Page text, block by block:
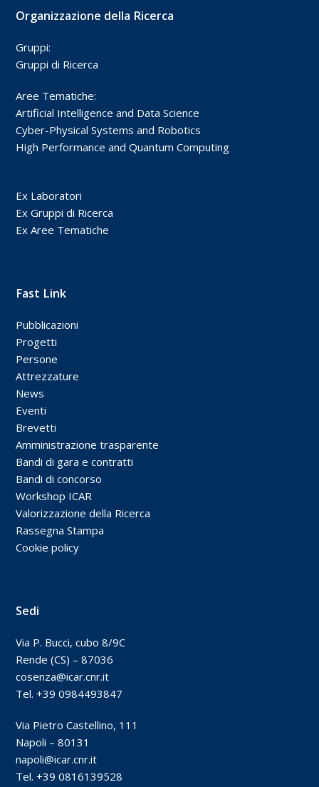
Organizzazione della Ricerca
Gruppi:
Gruppi di Ricerca
Aree Tematiche:
Artificial Intelligence and Data Science
Cyber-Physical Systems and Robotics
High Performance and Quantum Computing
Ex Laboratori
Ex Gruppi di Ricerca
Ex Aree Tematiche
Fast Link
Pubblicazioni
Progetti
Persone
Attrezzature
News
Eventi
Brevetti
Amministrazione trasparente
Bandi di gara e contratti
Bandi di concorso
Workshop ICAR
Valorizzazione della Ricerca
Rassegna Stampa
Cookie policy
Sedi
Via P. Bucci, cubo 8/9C
Rende (CS) – 87036
cosenza@icar.cnr.it
Tel. +39 0984493847
Via Pietro Castellino, 111
Napoli – 80131
napoli@icar.cnr.it
Tel. +39 0816139528